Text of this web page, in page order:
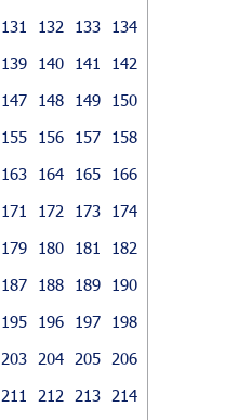
131 132 133
134
139 140 141
142
147 148 149
150
155 156 157
158
163 164 165
166
171 172 173
174
179 180 181
182
187 188 189
190
195 196 197
198
203 204 205
206
211 212 213
214